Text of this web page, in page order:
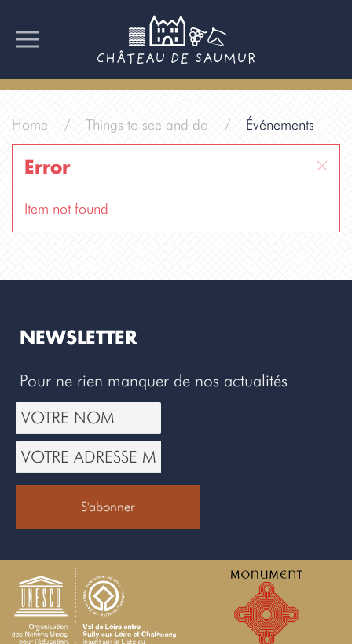
Home Things to see and do Événements
Error
Item not found
NEWSLETTER
Pour ne rien manquer de nos actualités